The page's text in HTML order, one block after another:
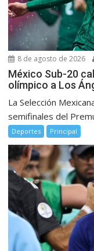
8 de agosto de 2026
México Sub-20
olímpico a Los
La Selección
semifinales del
Deportes Principal